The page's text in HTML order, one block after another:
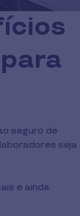
seguro de
seja
e ainda